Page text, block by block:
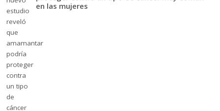
en las mujeres